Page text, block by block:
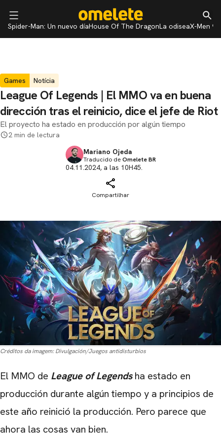
Spider-Man: Un nuevo díaHouse Of The DragonLa odiseaX-Men 97
Games Notícia
League Of Legends | El MMO va en buena
dirección tras el reinicio, dice el jefe de Riot
El proyecto ha estado en producción por algún tiempo
2 min de lectura
Mariano Ojeda
Traducido deOmelete BR
04.11.2024, a las 10H45.
Compartilhar
Créditos da imagem: Divulgación/Juegos antidisturbios
El MMO de League of Legendsha estado en
producción durante algún tiempo y a principios de
este año reinició la producción. Pero parece que
ahora las cosas van bien.